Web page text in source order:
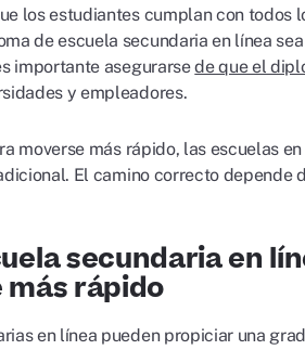
los estudiantes cumplan con
de escuela secundaria en línea
importante asegurarsede que el
y empleadores.
moverse más rápido, las escuelas
El camino correcto depende
secundaria en
rápido
en línea pueden propiciar una